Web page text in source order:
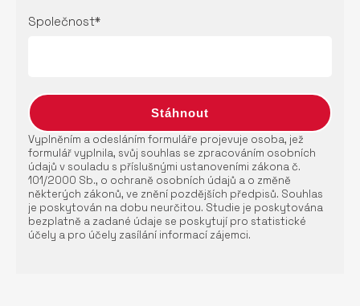
Společnost*
Vyplněním a odesláním formuláře projevuje osoba, jež
formulář vyplnila, svůj souhlas se zpracováním osobních
údajů v souladu s příslušnými ustanoveními zákona č.
101/2000 Sb., o ochraně osobních údajů a o změně
některých zákonů, ve znění pozdějších předpisů. Souhlas
je poskytován na dobu neurčitou. Studie je poskytována
bezplatně a zadané údaje se poskytují pro statistické
účely a pro účely zasílání informací zájemci.